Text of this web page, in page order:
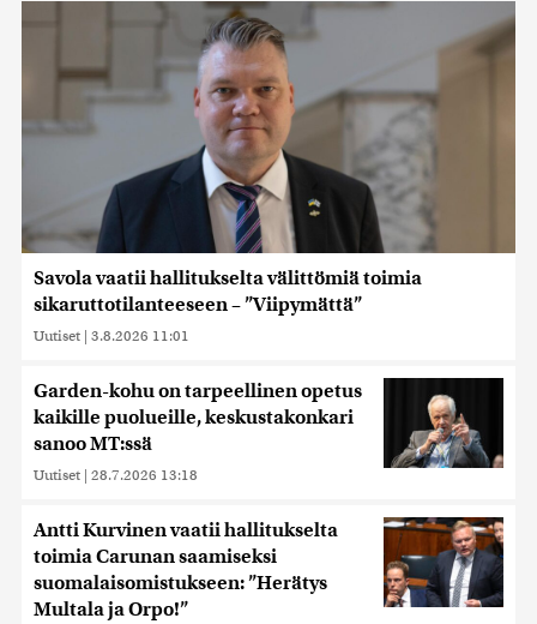
Savola vaatii hallitukselta välittömiä toimia
sikaruttotilanteeseen – ”Viipymättä”
Uutiset | 3.8.2026 11:01
Garden-kohu on tarpeellinen opetus
kaikille puolueille, keskustakonkari
sanoo MT:ssä
Uutiset | 28.7.2026 13:18
Antti Kurvinen vaatii hallitukselta
toimia Carunan saamiseksi
suomalaisomistukseen: ”Herätys
Multala ja Orpo!”